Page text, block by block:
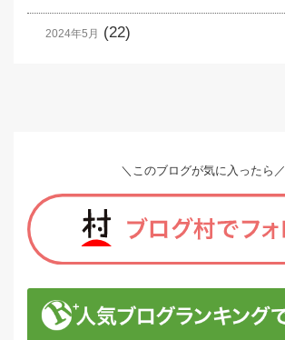
2024年5月 (22)
＼このブログが気に入ったら／